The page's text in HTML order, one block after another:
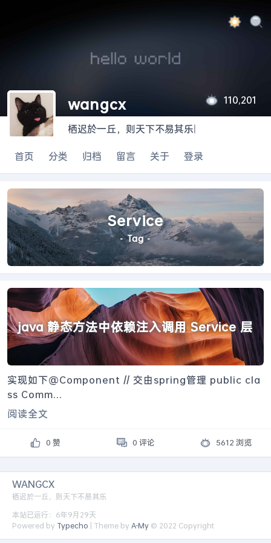
wangcx
栖迟於一丘，则天下不易其乐|
110,201
首页 分类 归档 留言 关于 登录
Service
- Tag -
java 静态方法中依赖注入调用 Service 层
实现如下@Component // 交由spring管理 public cla
ss Comm...
阅读全文
0 赞 0 评论 5612 浏览
WANGCX
栖迟於一丘，则天下不易其乐
本站已运行：6年9月29天
Powered by Typecho | Theme by A-My © 2022 Copyright